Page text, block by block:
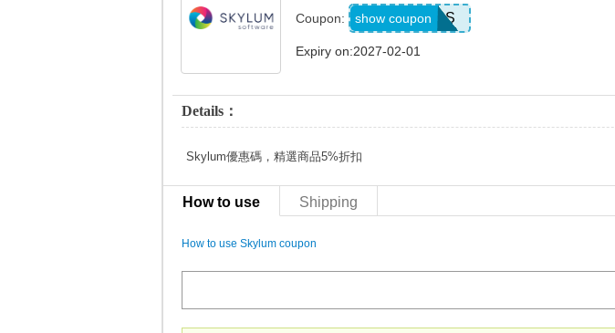
Coupon: MACLIBS
show coupon
Expiry on:2027-02-01
Details：
Skylum優惠碼，精選商品5%折扣
How to use Shipping
How to use Skylum coupon